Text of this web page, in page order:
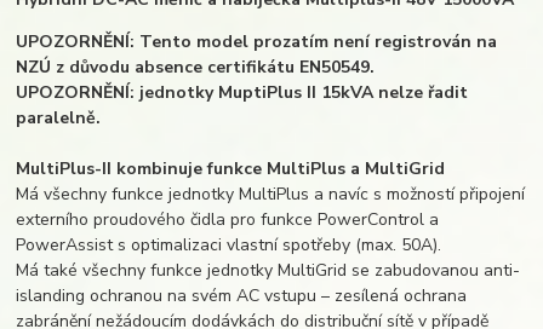
UPOZORNĚNÍ: Tento model prozatím není registrován na
NZÚ z důvodu absence certifikátu EN50549.
UPOZORNĚNÍ: jednotky MuptiPlus II 15kVA nelze řadit
paralelně.
MultiPlus-II kombinuje funkce MultiPlus a MultiGrid
Má všechny funkce jednotky MultiPlus a navíc s možností připojení
externího proudového čidla pro funkce PowerControl a
PowerAssist s optimalizaci vlastní spotřeby (max. 50A).
Má také všechny funkce jednotky MultiGrid se zabudovanou anti-
islanding ochranou na svém AC vstupu – zesílená ochrana
zabránění nežádoucím dodávkách do distribuční sítě v případě